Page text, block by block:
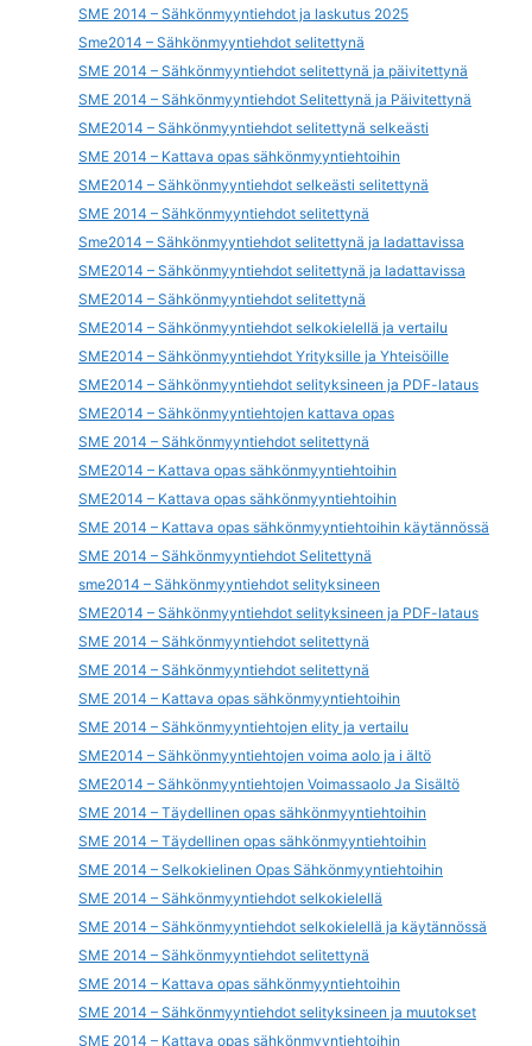
SME 2014 – Sähkönmyyntiehdot ja laskutus 2025
Sme2014 – Sähkönmyyntiehdot selitettynä
SME 2014 – Sähkönmyyntiehdot selitettynä ja päivitettynä
SME 2014 – Sähkönmyyntiehdot Selitettynä ja Päivitettynä
SME2014 – Sähkönmyyntiehdot selitettynä selkeästi
SME 2014 – Kattava opas sähkönmyyntiehtoihin
SME2014 – Sähkönmyyntiehdot selkeästi selitettynä
SME 2014 – Sähkönmyyntiehdot selitettynä
Sme2014 – Sähkönmyyntiehdot selitettynä ja ladattavissa
SME2014 – Sähkönmyyntiehdot selitettynä ja ladattavissa
SME2014 – Sähkönmyyntiehdot selitettynä
SME2014 – Sähkönmyyntiehdot selkokielellä ja vertailu
SME2014 – Sähkönmyyntiehdot Yrityksille ja Yhteisöille
SME2014 – Sähkönmyyntiehdot selityksineen ja PDF-lataus
SME2014 – Sähkönmyyntiehtojen kattava opas
SME 2014 – Sähkönmyyntiehdot selitettynä
SME2014 – Kattava opas sähkönmyyntiehtoihin
SME2014 – Kattava opas sähkönmyyntiehtoihin
SME 2014 – Kattava opas sähkönmyyntiehtoihin käytännössä
SME 2014 – Sähkönmyyntiehdot Selitettynä
sme2014 – Sähkönmyyntiehdot selityksineen
SME2014 – Sähkönmyyntiehdot selityksineen ja PDF-lataus
SME 2014 – Sähkönmyyntiehdot selitettynä
SME 2014 – Sähkönmyyntiehdot selitettynä
SME 2014 – Kattava opas sähkönmyyntiehtoihin
SME 2014 – Sähkönmyyntiehtojen elity ja vertailu
SME2014 – Sähkönmyyntiehtojen voima aolo ja i ältö
SME2014 – Sähkönmyyntiehtojen Voimassaolo Ja Sisältö
SME 2014 – Täydellinen opas sähkönmyyntiehtoihin
SME 2014 – Täydellinen opas sähkönmyyntiehtoihin
SME 2014 – Selkokielinen Opas Sähkönmyyntiehtoihin
SME 2014 – Sähkönmyyntiehdot selkokielellä
SME 2014 – Sähkönmyyntiehdot selkokielellä ja käytännössä
SME 2014 – Sähkönmyyntiehdot selitettynä
SME 2014 – Kattava opas sähkönmyyntiehtoihin
SME 2014 – Sähkönmyyntiehdot selityksineen ja muutokset
SME 2014 – Kattava opas sähkönmyyntiehtoihin